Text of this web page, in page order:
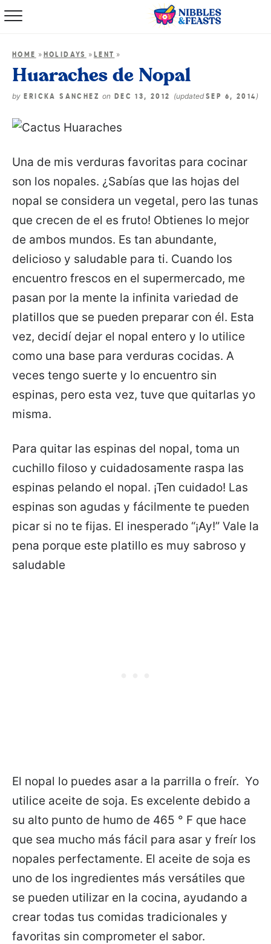
Home
Recipes
Books
HOME » HOLIDAYS » LENT »
Huaraches de Nopal
by ERICKA SANCHEZon DEC 13, 2012 (updatedSEP 6, 2014 )
Una de mis verduras favoritas para cocinar
son los nopales. ¿Sabías que las hojas del
nopal se considera un vegetal, pero las tunas
que crecen de el es fruto! Obtienes lo mejor
de ambos mundos. Es tan abundante,
delicioso y saludable para ti. Cuando los
encuentro frescos en el supermercado, me
pasan por la mente la infinita variedad de
platillos que se pueden preparar con él. Esta
vez, decidí dejar el nopal entero y lo utilice
como una base para verduras cocidas. A
veces tengo suerte y lo encuentro sin
espinas, pero esta vez, tuve que quitarlas yo
misma.
Para quitar las espinas del nopal, toma un
cuchillo filoso y cuidadosamente raspa las
espinas pelando el nopal. ¡Ten cuidado! Las
espinas son agudas y fácilmente te pueden
picar si no te fijas. El inesperado “¡Ay!” Vale la
pena porque este platillo es muy sabroso y
saludable
El nopal lo puedes asar a la parrilla o freír. Yo
utilice aceite de soja. Es excelente debido a
su alto punto de humo de 465 ° F que hace
que sea mucho más fácil para asar y freír los
nopales perfectamente. El aceite de soja es
uno de los ingredientes más versátiles que
se pueden utilizar en la cocina, ayudando a
crear todas tus comidas tradicionales y
favoritas sin comprometer el sabor.